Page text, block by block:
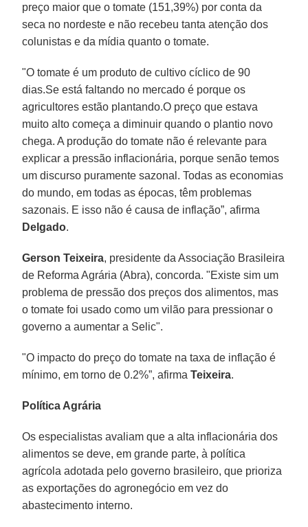
preço maior que o tomate (151,39%) por conta da
seca no nordeste e não recebeu tanta atenção dos
colunistas e da mídia quanto o tomate.
"O tomate é um produto de cultivo cíclico de 90
dias.Se está faltando no mercado é porque os
agricultores estão plantando.O preço que estava
muito alto começa a diminuir quando o plantio novo
chega. A produção do tomate não é relevante para
explicar a pressão inflacionária, porque senão temos
um discurso puramente sazonal. Todas as economias
do mundo, em todas as épocas, têm problemas
sazonais. E isso não é causa de inflação”, afirma
Delgado.
Gerson Teixeira, presidente da Associação Brasileira
de Reforma Agrária (Abra), concorda. "Existe sim um
problema de pressão dos preços dos alimentos, mas
o tomate foi usado como um vilão para pressionar o
governo a aumentar a Selic".
"O impacto do preço do tomate na taxa de inflação é
mínimo, em torno de 0.2%”, afirmaTeixeira.
Política Agrária
Os especialistas avaliam que a alta inflacionária dos
alimentos se deve, em grande parte, à política
agrícola adotada pelo governo brasileiro, que prioriza
as exportações do agronegócio em vez do
abastecimento interno.